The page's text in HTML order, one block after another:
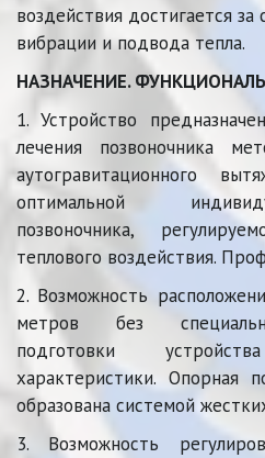
воздействия достигается
вибрации и подвода тепла.
НАЗНАЧЕНИЕ.
1. Устройство
лечения позвоночника
аутогравитационного
оптимальной
позвоночника,
теплового воздействия.
2. Возможность
метров без
подготовки
характеристики. Опорная
образована системой
3. Возможность